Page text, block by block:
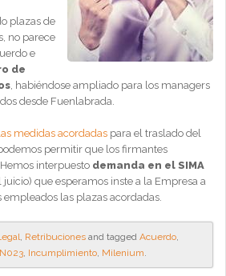
plazas de
no parece
e
de
, habiéndose ampliado para los managers
desde Fuenlabrada.
medidas acordadas para el traslado del
permitir que los firmantes
interpuesto demanda en el SIMA
que esperamos inste a la Empresa a
empleados las plazas acordadas.
, Retribuciones and tagged Acuerdo,
, Incumplimiento, Milenium.